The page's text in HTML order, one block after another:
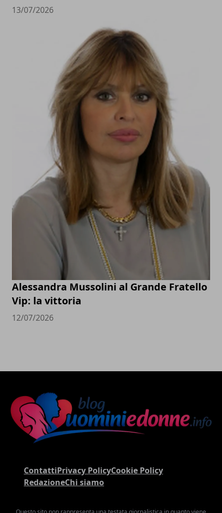
13/07/2026
Alessandra Mussolini al Grande Fratello
Vip: la vittoria
12/07/2026
ContattiPrivacy PolicyCookie Policy
RedazioneChi siamo